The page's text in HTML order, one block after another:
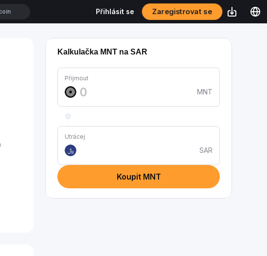
Přihlásit se Zaregistrovat se
Kalkulačka MNT na SAR
Přijmout
MNT
Utrácej
﷼
SAR
Koupit MNT